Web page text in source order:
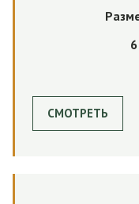
СМОТРЕТЬ